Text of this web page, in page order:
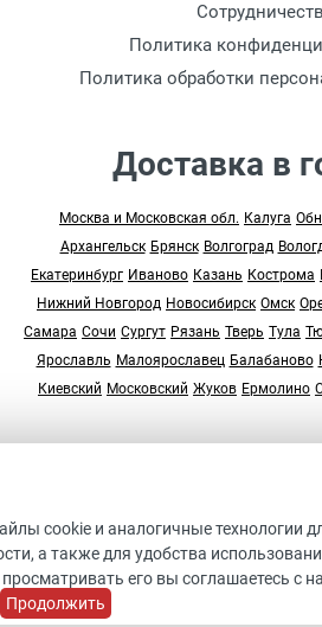
Политика
Политика обработки
Доставка в
Москва и Московская обл. Калуга
Архангельск Брянск Волгоград
Екатеринбург Иваново Казань Кострома
Нижний Новгород Новосибирск Омск
Самара Сочи Сургут Рязань Тверь Тула
Ярославль Малоярославец Балабаново
Киевский Московский Жуков Ермолино
ДАННЫЙ ИНТЕРНЕТ-САЙТ
ИНФОРМАЦИОННЫХ ХАРАКТЕР И
ОФЕРТОЙ, ОПРЕДЕЛЯЕМОЙ
cookie и аналогичные технологии
а также для удобства
его вы соглашаетесь с
Продолжить